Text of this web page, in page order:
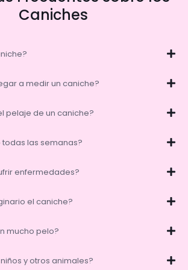
Caniches
a medir un caniche?
pelaje de un caniche?
las semanas?
enfermedades?
el caniche?
mucho pelo?
y otros animales?